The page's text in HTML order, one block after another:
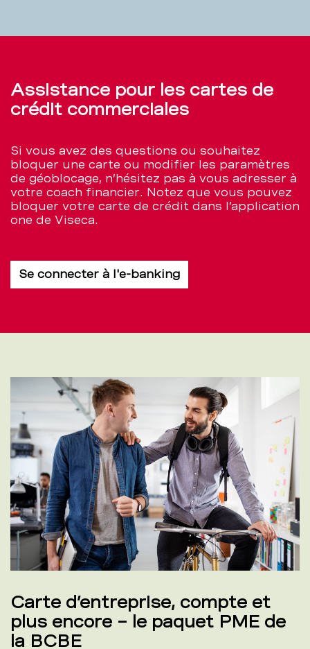
Assistance pour les cartes de
crédit commerciales
Si vous avez des questions ou souhaitez
bloquer une carte ou modifier les paramètres
de géoblocage, n’hésitez pas à vous adresser à
votre coach financier. Notez que vous pouvez
bloquer votre carte de crédit dans l’application
one de Viseca.
Se connecter à l'e-banking
Carte d’entreprise, compte et
plus encore – le paquet PME de
la BCBE